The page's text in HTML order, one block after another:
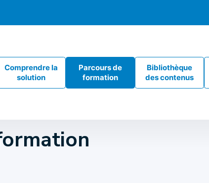
Comprendre la
solution
Parcours de
formation
Bibliothèque
des contenus